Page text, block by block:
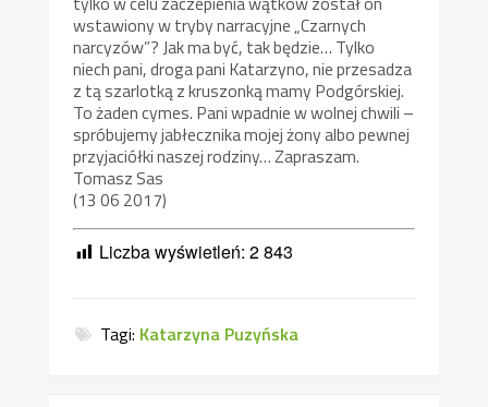
wstawiony w tryby narracyjne „Czarnych
narcyzów”? Jak ma być, tak będzie… Tylko
niech pani, droga pani Katarzyno, nie przesadza
z tą szarlotką z kruszonką mamy Podgórskiej.
To żaden cymes. Pani wpadnie w wolnej chwili –
spróbujemy jabłecznika mojej żony albo pewnej
przyjaciółki naszej rodziny… Zapraszam.
Tomasz Sas
(13 06 2017)
Liczba wyświetleń: 2 843
Tagi: Katarzyna Puzyńska